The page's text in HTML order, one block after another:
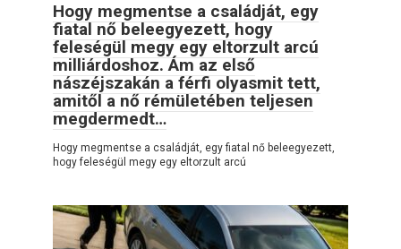
Hogy megmentse a családját, egy
fiatal nő beleegyezett, hogy
feleségül megy egy eltorzult arcú
milliárdoshoz. Ám az első
nászéjszakán a férfi olyasmit tett,
amitől a nő rémületében teljesen
megdermedt…
Hogy megmentse a családját, egy fiatal nő beleegyezett,
hogy feleségül megy egy eltorzult arcú